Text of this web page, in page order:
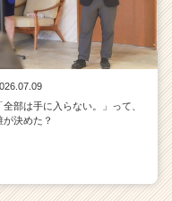
「全部は手に入らない。」って、
が決めた？